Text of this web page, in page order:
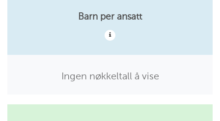
Barn per ansatt
Ingen nøkkeltall å vise